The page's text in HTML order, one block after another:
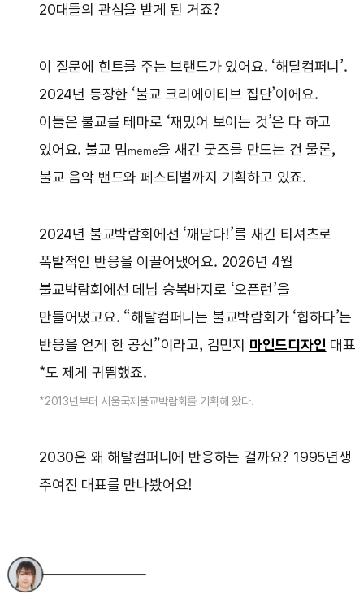
20대들의 관심을 받게 된 거죠?
이 질문에 힌트를 주는 브랜드가 있어요. ‘해탈컴퍼니’.
2024년 등장한 ‘불교 크리에이티브 집단’이에요.
이들은 불교를 테마로 ‘재밌어 보이는 것’은 다 하고
있어요. 불교 밈meme을 새긴 굿즈를 만드는 건 물론,
불교 음악 밴드와 페스티벌까지 기획하고 있죠.
2024년 불교박람회에선 ‘깨닫다!’를 새긴 티셔츠로
폭발적인 반응을 이끌어냈어요. 2026년 4월
불교박람회에선 데님 승복바지로 ‘오픈런’을
만들어냈고요. “해탈컴퍼니는 불교박람회가 ‘힙하다’는
반응을 얻게 한 공신”이라고, 김민지 마인드디자인 대표
*도 제게 귀띔했죠.
*2013년부터 서울국제불교박람회를 기획해 왔다.
2030은 왜 해탈컴퍼니에 반응하는 걸까요? 1995년생
주여진 대표를 만나봤어요!